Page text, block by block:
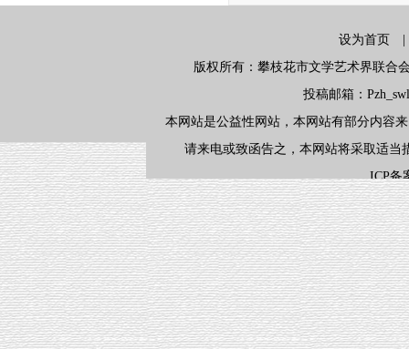
设为首页
版权所有：攀枝花市文学艺术界联合
投稿邮箱：
本网站是公益性网站，本网站有部分内容
请来电或致函告之，本网站将采取适当
ICP备